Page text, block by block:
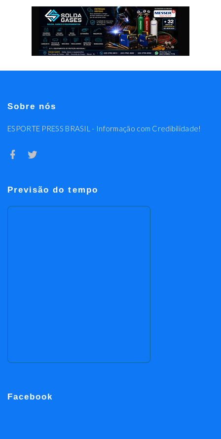
Sobre nós
ESPORTE PRESS BRASIL - Informação com Credibilidade!
Previsão do tempo
Facebook